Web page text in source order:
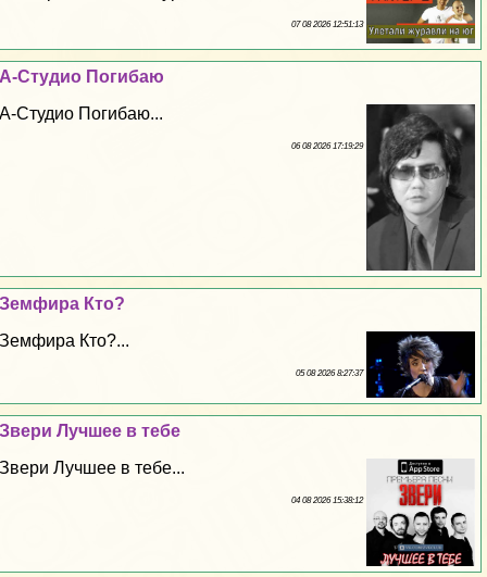
07 08 2026 12:51:13
А-Студио Погибаю
А-Студио Погибаю...
06 08 2026 17:19:29
Земфира Кто?
Земфира Кто?...
05 08 2026 8:27:37
Звери Лучшее в тебе
Звери Лучшее в тебе...
04 08 2026 15:38:12